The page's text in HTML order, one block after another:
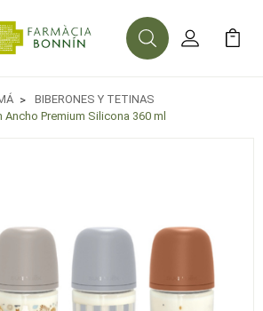
BuscarMi Cuenta
Mi
BIBERONES Y TETINAS
Ancho Premium Silicona 360 ml